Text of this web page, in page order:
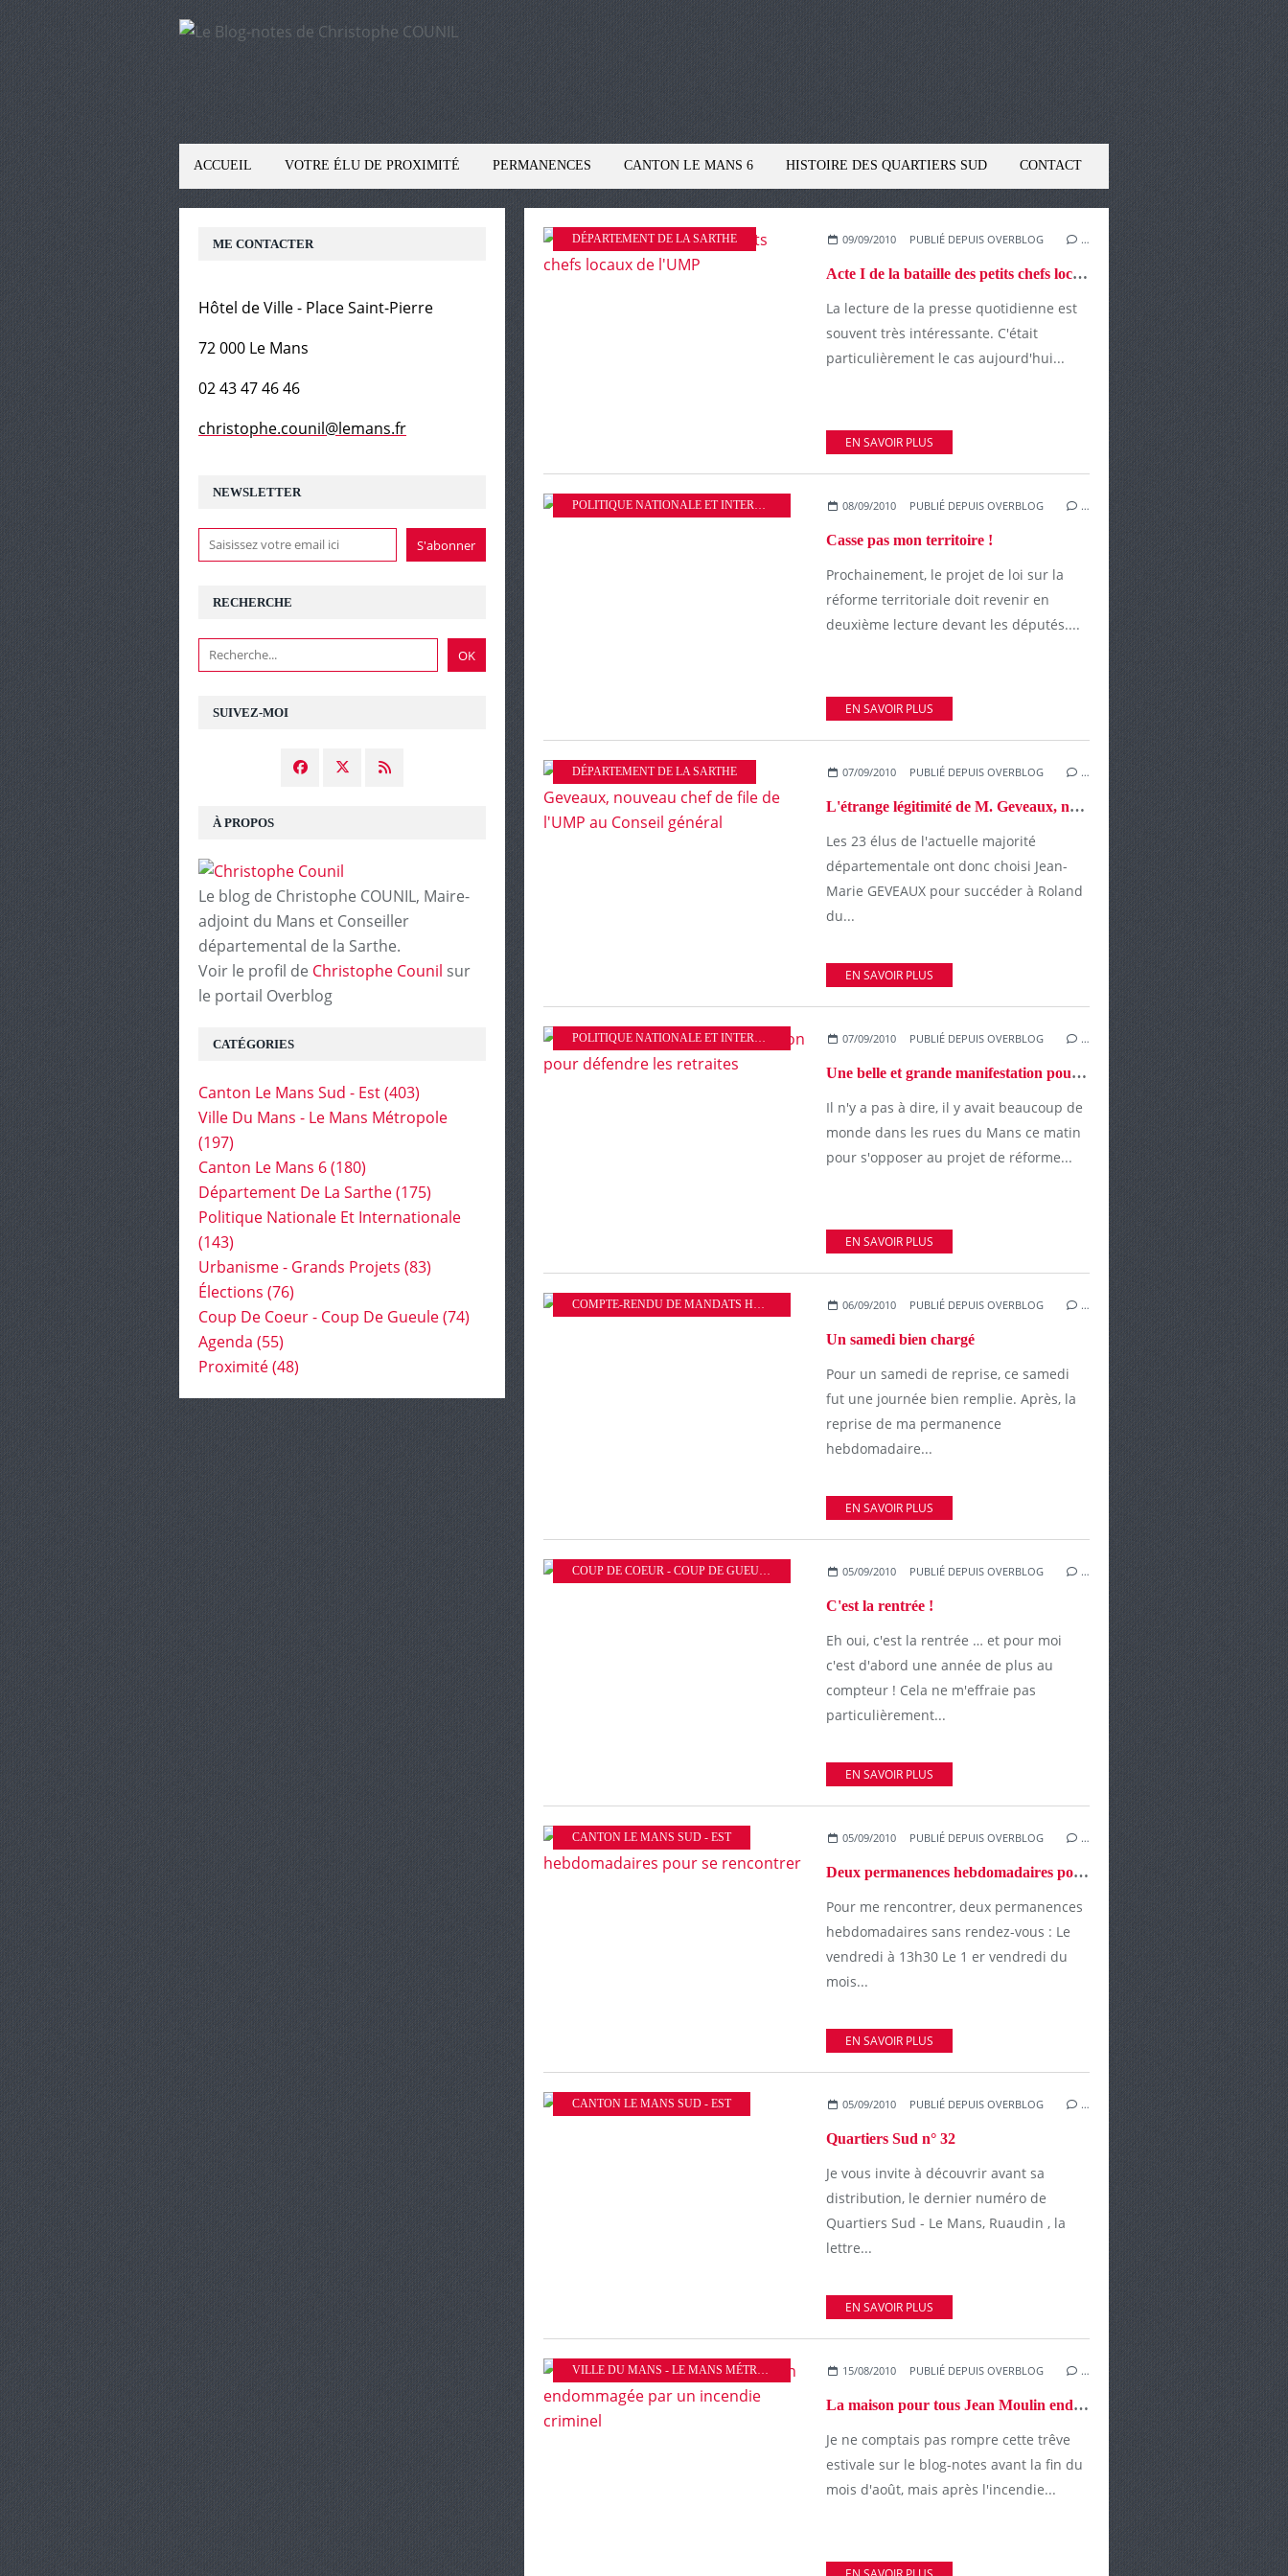
ACCUEIL VOTRE ÉLU DE PROXIMITÉ PERMANENCES CANTON LE MANS 6 HISTOIRE DES QUARTIERS SUD CONTACT
DÉPARTEMENT DE LA SARTHE 09/09/2010 PUBLIÉ DEPUIS OVERBLOG …
Acte I de la bataille des petits chefs locaux de l'UMP
La lecture de la presse quotidienne est
souvent très intéressante. C'était
particulièrement le cas aujourd'hui...
EN SAVOIR PLUS
POLITIQUE NATIONALE ET INTERNATIONALE 08/09/2010 PUBLIÉ DEPUIS OVERBLOG …
Casse pas mon territoire !
Prochainement, le projet de loi sur la
réforme territoriale doit revenir en
deuxième lecture devant les députés....
EN SAVOIR PLUS
DÉPARTEMENT DE LA SARTHE 07/09/2010 PUBLIÉ DEPUIS OVERBLOG …
L'étrange légitimité de M. Geveaux, nouveau chef de file de l'UMP au Conseil général
Les 23 élus de l'actuelle majorité
départementale ont donc choisi Jean-
Marie GEVEAUX pour succéder à Roland
du...
EN SAVOIR PLUS
POLITIQUE NATIONALE ET INTERNATIONALE 07/09/2010 PUBLIÉ DEPUIS OVERBLOG …
Une belle et grande manifestation pour défendre les retraites
Il n'y a pas à dire, il y avait beaucoup de
monde dans les rues du Mans ce matin
pour s'opposer au projet de réforme...
EN SAVOIR PLUS
COMPTE-RENDU DE MANDATS HEBDOMADAIRE 06/09/2010 PUBLIÉ DEPUIS OVERBLOG …
Un samedi bien chargé
Pour un samedi de reprise, ce samedi
fut une journée bien remplie. Après, la
reprise de ma permanence
hebdomadaire...
EN SAVOIR PLUS
COUP DE COEUR - COUP DE GUEULE 05/09/2010 PUBLIÉ DEPUIS OVERBLOG …
C'est la rentrée !
Eh oui, c'est la rentrée … et pour moi
c'est d'abord une année de plus au
compteur ! Cela ne m'effraie pas
particulièrement...
EN SAVOIR PLUS
CANTON LE MANS SUD - EST 05/09/2010 PUBLIÉ DEPUIS OVERBLOG …
Deux permanences hebdomadaires pour se rencontrer
Pour me rencontrer, deux permanences
hebdomadaires sans rendez-vous : Le
vendredi à 13h30 Le 1 er vendredi du
mois...
EN SAVOIR PLUS
CANTON LE MANS SUD - EST 05/09/2010 PUBLIÉ DEPUIS OVERBLOG …
Quartiers Sud n° 32
Je vous invite à découvrir avant sa
distribution, le dernier numéro de
Quartiers Sud - Le Mans, Ruaudin , la
lettre...
EN SAVOIR PLUS
VILLE DU MANS - LE MANS MÉTROPOLE 15/08/2010 PUBLIÉ DEPUIS OVERBLOG …
La maison pour tous Jean Moulin endommagée par un incendie criminel
Je ne comptais pas rompre cette trêve
estivale sur le blog-notes avant la fin du
mois d'août, mais après l'incendie...
NEWSLETTER
SUIVEZ-MOI
RECHERCHE
À PROPOS
Le blog de Christophe COUNIL, Maire-
adjoint du Mans et Conseiller
départemental de la Sarthe.
Voir le profil de Christophe Counil sur
le portail Overblog
CATÉGORIES
Canton Le Mans Sud - Est(403)
Ville Du Mans - Le Mans Métropole
(197)
Canton Le Mans 6(180)
Département De La Sarthe(175)
Politique Nationale Et Internationale
(143)
Urbanisme - Grands Projets (83)
Élections (76)
Coup De Coeur - Coup De Gueule(74)
Agenda (55)
Proximité(48)
ME CONTACTER
Hôtel de Ville - Place Saint-Pierre
72 000 Le Mans
02 43 47 46 46
christophe.counil@lemans.fr